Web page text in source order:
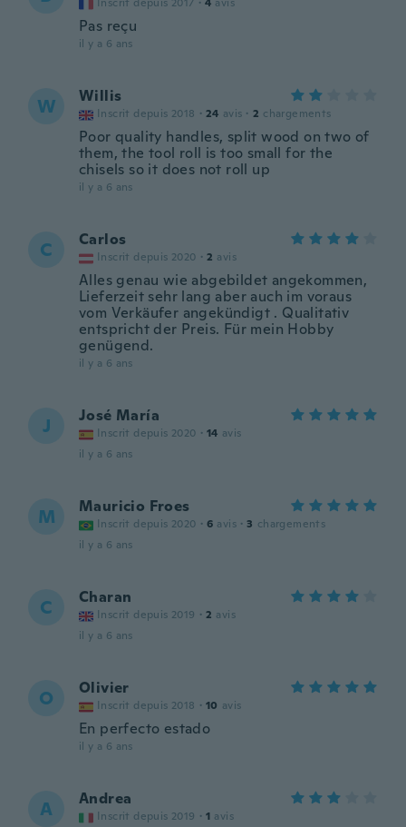
Pas reçu
il y a 6 ans
W Willis
Inscrit depuis 2018 · 24 avis · 2 chargements
Poor quality handles, split wood on two of
them, the tool roll is too small for the
chisels so it does not roll up
il y a 6 ans
C Carlos
Inscrit depuis 2020 · 2 avis
Alles genau wie abgebildet angekommen,
Lieferzeit sehr lang aber auch im voraus
vom Verkäufer angekündigt . Qualitativ
entspricht der Preis. Für mein Hobby
genügend.
il y a 6 ans
J José María
Inscrit depuis 2020 · 14 avis
il y a 6 ans
M Mauricio Froes
Inscrit depuis 2020 · 6 avis · 3 chargements
il y a 6 ans
C Charan
Inscrit depuis 2019 · 2 avis
il y a 6 ans
O Olivier
Inscrit depuis 2018 · 10 avis
En perfecto estado
il y a 6 ans
A Andrea
Inscrit depuis 2019 · 1 avis